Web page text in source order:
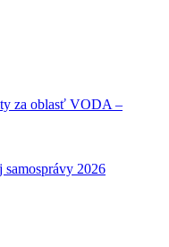
za oblasť VODA –
2026